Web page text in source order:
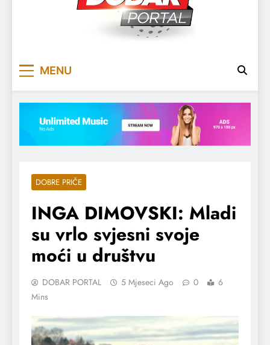
MENU
DOBRE PRIČE
INGA DIMOVSKI: Mladi
su vrlo svjesni svoje
moći u društvu
DOBAR PORTAL 5 Mjeseci Ago 0
6
Mins